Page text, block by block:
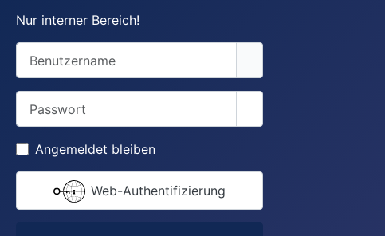
Nur interner Bereich!
Benutzername
Angemeldet bleiben
Web-Authentifizierung